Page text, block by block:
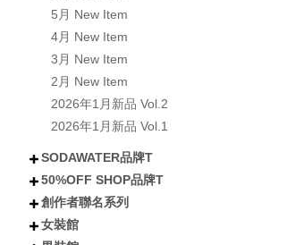
5月 New Item
4月 New Item
3月 New Item
2月 New Item
2026年1月新品 Vol.2
2026年1月新品 Vol.1
SODAWATER品牌T
不分類
全部短袖商品
全部長袖商品
全部外套COAT
喵汪星人
小熊│泰迪熊
有梗文字TEE
Y2K
美式風格
日式風格
戰國貓大人
肌肉地獄
暗黑
50%OFF SHOP品牌T
不分類
所有短袖商品
所有涼感抗UV機能T
所有長袖商品
貓貓
狗狗
小熊
下午茶甜點
卡通
潮流
創作者聯名系列
不分類
Kono可諾
小舒舒
吃貨少女あか
奶加
鳥人瑞克斯
貝莉蒂絲
兔森森
米歪
蜜糖貓
Mineko_meow
煥悅工作室聯名
海王u魚
悠五 YuWu
擔擔麵
晴海はるみ
河豚小妞
酒咪
天奈莓璐 聯名
野生的淡水人 聯名
他(子) 聯名
夏琳(阿琳阿琳琳)聯名
雷德古雷夫 聯名
迪亞雜藝舖 聯名
熙潞姆 Shirumu聯名
嘎旋旋 聯名
霓茶 聯名
白兔兔兔聯名
Sam Bai✦ 桑唄✦聯名
咪寶 聯名
彌羽ゆう 聯名
柔一口甜 聯名
プラチナ普拉祈娜 聯名款
波風水雞 聯名
諾芙.exe聯名
鼠芝ミルチ 聯名
大鴉 聯名
蜜柑あいみ 聯名
來楽 聯名
緋嫣_睡眠ドーナツ聯名
伊德海拉ヽ 聯名
夢寐愛姆ユメビエム 聯名
吾貓ねこです聯名
阡狐Huni聯名
喇密聯名
阿栗栗聯名
皮立聯名
清玉聯名
水兔海聯名
諾櫻Noe聯名
日本曼生活聯名
萬萬丶聯名
米哇哇みわわ聯名
茶茶狐聯名
阿尼婪聯名
朶菟菈聯名
爪爪貓聯名
天奈雪羽聯名
黑狐洛克
夜某YamOuO聯名
阿香聯名
綿羽ミルフィ
七兔なよみ聯名
小靜しずか聯名
楓棠兒聯名
嶺上荏染聯名
滔滔ラ聯名
橙雨沐沿聯名
五十鈴抹茶糰子
浮浪x飛行者
女裝館